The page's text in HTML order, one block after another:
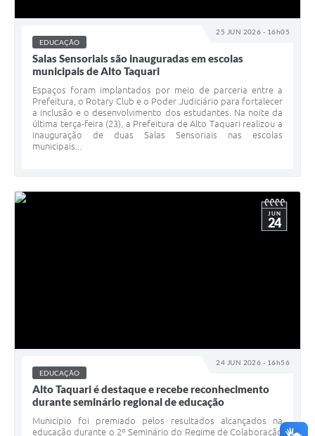
25 JUN 2026 - 16h05
EDUCAÇÃO
Salas Sensoriais são inauguradas em escolas
municipais de Alto Taquari
Espaços foram implantados por meio de parceria entre a
Prefeitura, o Rotary Club e o Poder Judiciário para fortalecer
a inclusão e o desenvolvimento dos estudantes. Na noite da
última terça-feira (23), a Prefeitura de Alto Taquari realizou a
inauguração de duas Salas Sensoriais nas escolas
municipais...
24 JUN 2026 - 16h56
JUN
24
EDUCAÇÃO
Alto Taquari é destaque e recebe reconhecimento
durante seminário regional de educação
Município foi premiado pelos resultados alcançados na
educação durante o 2º Seminário do Regime de Colaboração